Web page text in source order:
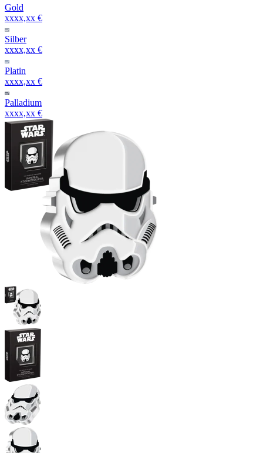
Gold
xxxx,xx €
Silber
xxxx,xx €
Platin
xxxx,xx €
Palladium
xxxx,xx €